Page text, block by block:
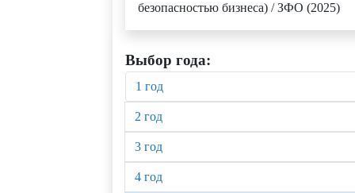
безопасностью бизнеса) / ЗФО (2025)
Выбор года:
1 год
2 год
3 год
4 год